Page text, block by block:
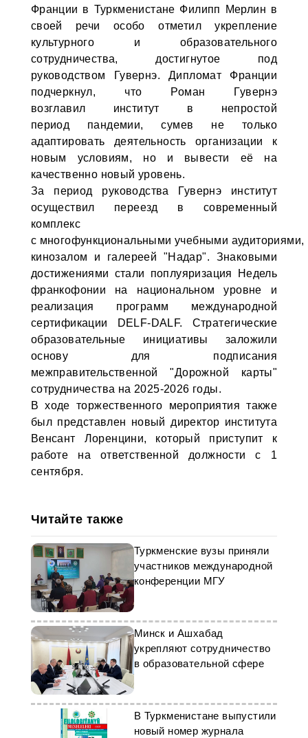
Франции в Туркменистане Филипп Мерлин в
своей речи особо отметил укрепление
культурного и образовательного
сотрудничества, достигнутое под
руководством Гувернэ. Дипломат Франции
подчеркнул, что Роман Гувернэ
возглавил институт в непростой
период пандемии, сумев не только
адаптировать деятельность организации к
новым условиям, но и вывести её на
качественно новый уровень.
За период руководства Гувернэ институт
осуществил переезд в современный
комплекс
с многофункциональными учебными аудиториями,
кинозалом и галереей "Надар". Знаковыми
достижениями стали поплуяризация Недель
франкофонии на национальном уровне и
реализация программ международной
сертификации DELF-DALF. Стратегические
образовательные инициативы заложили
основу для подписания
межправительственной "Дорожной карты"
сотрудничества на 2025-2026 годы.
В ходе торжественного мероприятия также
был представлен новый директор института
Венсант Лоренцини, который приступит к
работе на ответственной должности с 1
сентября.
Читайте также
Туркменские вузы приняли
участников международной
конференции МГУ
Минск и Ашхабад
укрепляют сотрудничество
в образовательной сфере
В Туркменистане выпустили
новый номер журнала